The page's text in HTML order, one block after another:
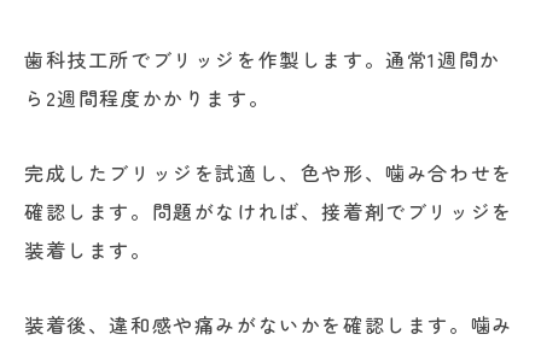
歯科技工所でブリッジを作製します。通常1週間か
ら2週間程度かかります。
完成したブリッジを試適し、色や形、噛み合わせを
確認します。問題がなければ、接着剤でブリッジを
装着します。
装着後、違和感や痛みがないかを確認します。噛み